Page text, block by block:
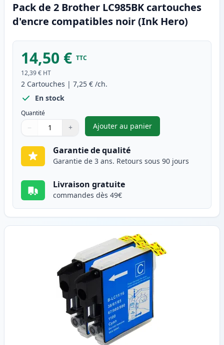
Pack de 2 Brother LC985BK cartouches
d'encre compatibles noir (Ink Hero)
14,50 € TTC
12,39 € HT
2 Cartouches | 7,25 € /ch.
En stock
Quantité
Quantité
Utilisez les boutons pour ajuster
− +
Quantité
Ajouter au panier
,Pack de 2 Brother LC985BK
Garantie de qualité
Garantie de 3 ans. Retours sous 90 jours
Livraison gratuite
commandes dès 49€